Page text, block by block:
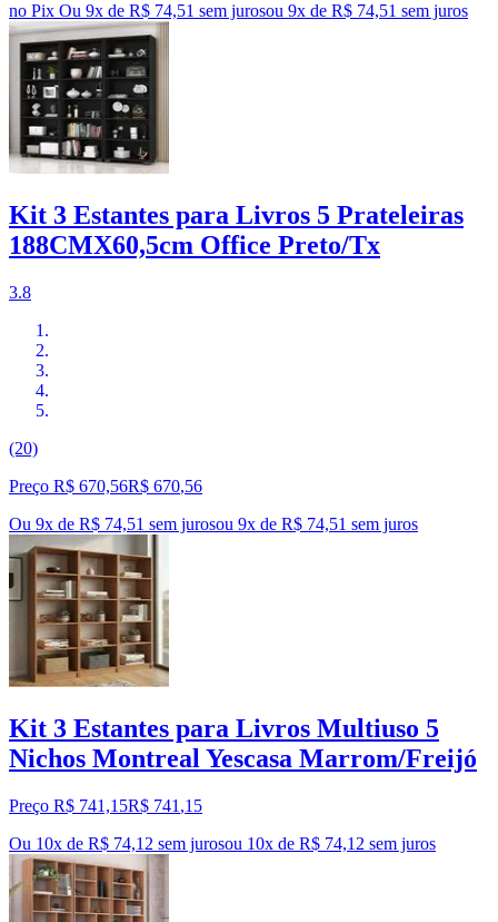
no Pix Ou 9x de R$ 74,51 sem jurosou 9x de R$ 74,51 sem juros
Kit 3 Estantes para Livros 5 Prateleiras
188CMX60,5cm Office Preto/Tx
3.8
(20)
Preço R$ 670,56R$ 670,56
Ou 9x de R$ 74,51 sem jurosou 9x de R$ 74,51 sem juros
Kit 3 Estantes para Livros Multiuso 5
Nichos Montreal Yescasa Marrom/Freijó
Preço R$ 741,15R$ 741 ,15
Ou 10x de R$ 74,12 sem jurosou 10x de R$ 74,12 sem juros